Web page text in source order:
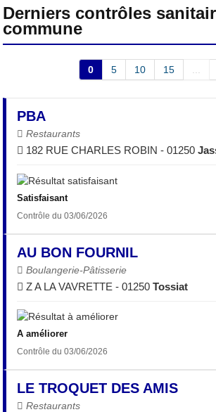
Derniers contrôles
commune
0 5 10 15 ...
PBA
Restaurants
182 RUE CHARLES ROBIN - 01250
Satisfaisant
Contrôle du 03/06/2026
AU BON FOURNIL
Boulangerie-Pâtisserie
Z A LA VAVRETTE - 01250Tossiat
A améliorer
Contrôle du 03/06/2026
LE TROQUET DES AMIS
Restaurants